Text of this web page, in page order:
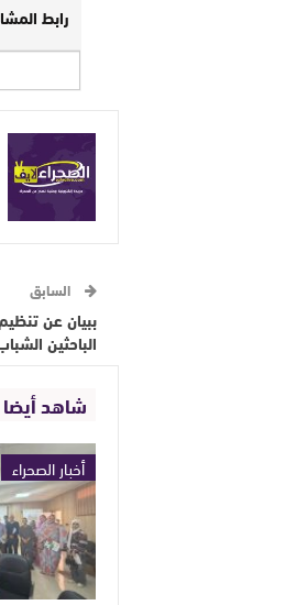
رابط
السابق
ببيان عن
الباحثين
شاهد أيضا
أخبار الصحراء